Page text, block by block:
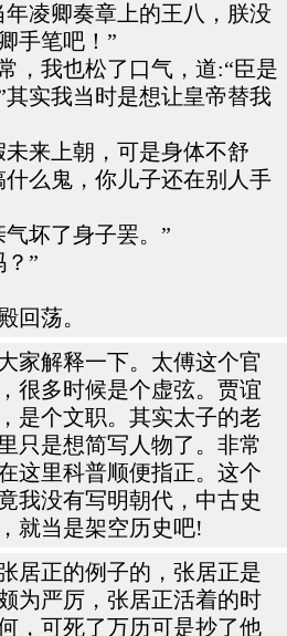
凌卿奏章上的王八，朕没
手笔吧！”
，我也松了口气，道:“臣是
实我当时是想让皇帝替我
来上朝，可是身体不舒
什么鬼，你儿子还在别人手
坏了身子罢。”
”
回荡。
家解释一下。太傅这个官
很多时候是个虚弦。贾谊
是个文职。其实太子的老
只是想简写人物了。非常
这里科普顺便指正。这个
我没有写明朝代，中古史
就当是架空历史吧!
居正的例子的，张居正是
为严厉，张居正活着的时
，可死了万历可是抄了他